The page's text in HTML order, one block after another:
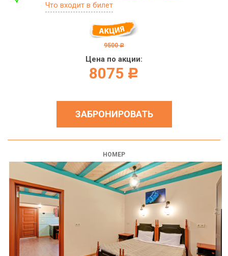
Что входит в билет
9500 c
Цена по акции:
8075 c
ЗАБРОНИРОВАТЬ
НОМЕР